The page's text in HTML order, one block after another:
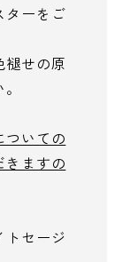
ターをご
褪せの原
いての
きますの
トセージ